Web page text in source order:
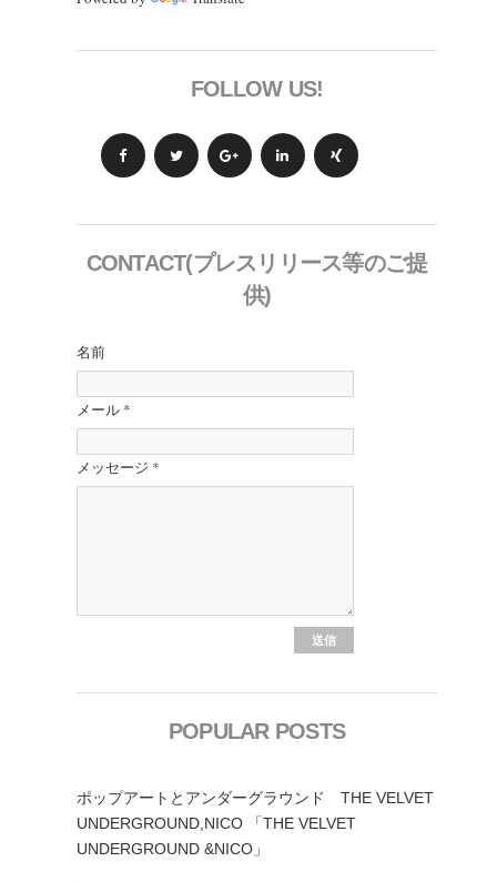
FOLLOW US!
CONTACT(プレスリリース等のご提
供)
名前
メール *
メッセージ *
POPULAR POSTS
ポップアートとアンダーグラウンド THE VELVET
UNDERGROUND,NICO 「THE VELVET
UNDERGROUND &NICO」